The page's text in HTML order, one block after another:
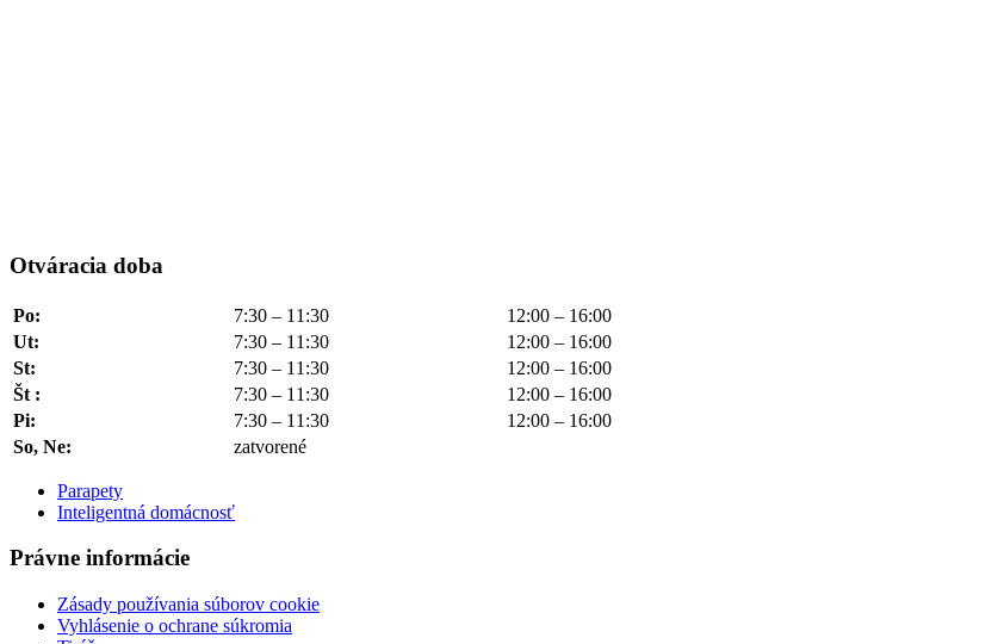
Otváracia doba
Po: 7:30 – 11:30
12:00 – 16:00
Ut:
7:30 – 11:30
12:00 – 16:00
St:
7:30 – 11:30
12:00 – 16:00
Št :
7:30 – 11:30
12:00 – 16:00
Pi:
7:30 – 11:30
12:00 – 16:00
So, Ne:
zatvorené
Parapety
Inteligentná domácnosť
Právne informácie
Zásady používania súborov cookie
Vyhlásenie o ochrane súkromia